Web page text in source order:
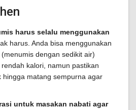
harus selalu menggunakan
harus. Anda bisa menggunakan
(menumis dengan sedikit air)
kalori, namun pastikan
hingga matang sempurna agar
untuk masakan nabati agar